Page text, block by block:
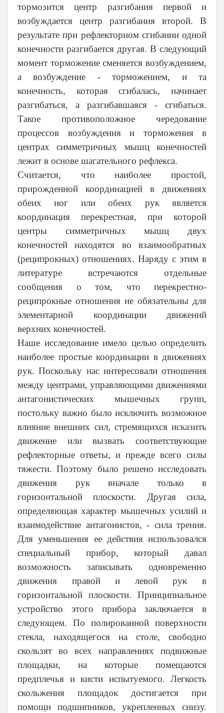
тормозится центр разгибания первой и
возбуждается центр разгибания второй. В
результате при рефлекторном сгибании одной
конечности разгибается другая. В следующий
момент торможение сменяется возбуждением,
а возбуждение - торможением, и та
конечность, которая сгибалась, начинает
разгибаться, а разгибавшаяся - сгибаться.
Такое противоположное чередование
процессов возбуждения и торможения в
центрах симметричных мышц конечностей
лежит в основе шагательного рефлекса.
Считается, что наиболее простой,
прирожденной координацией в движениях
обеих ног или обеих рук является
координация перекрестная, при которой
центры симметричных мышц двух
конечностей находятся во взаимообратных
(реципрокных) отношениях. Наряду с этим в
литературе встречаются отдельные
сообщения о том, что перекрестно-
реципрокные отношения не обязательны для
элементарной координации движений
верхних конечностей.
Наше исследование имело целью определить
наиболее простые координации в движениях
рук. Поскольку нас интересовали отношения
между центрами, управляющими движениями
антагонистических мышечных групп,
постольку важно было исключить возможное
влияние внешних сил, стремящихся исказить
движение или вызвать соответствующие
рефлекторные ответы, и прежде всего силы
тяжести. Поэтому было решено исследовать
движения рук вначале только в
горизонтальной плоскости. Другая сила,
определяющая характер мышечных усилий и
взаимодействие антагонистов, - сила трения.
Для уменьшения ее действия использовался
специальный прибор, который давал
возможность записывать одновременно
движения правой и левой рук в
горизонтальной плоскости. Принципиальное
устройство этого прибора заключается в
следующем. По полированной поверхности
стекла, находящегося на столе, свободно
скользят во всех направлениях подвижные
площадки, на которые помещаются
предплечья и кисти испытуемого. Легкость
скольжения площадок достигается при
помощи подшипников, укрепленных снизу.